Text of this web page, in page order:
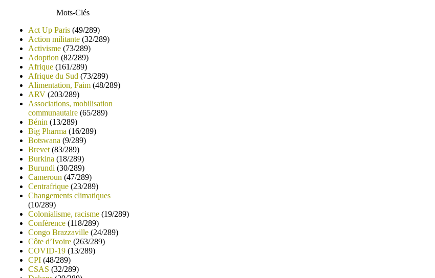
Mots-Clés
Act Up Paris (49/289)
Action militante (32/289)
Activisme (73/289)
Adoption (82/289)
Afrique (161/289)
Afrique du Sud (73/289)
Alimentation, Faim (48/289)
ARV (203/289)
Associations, mobilisation
communautaire (65/289)
Bénin (13/289)
Big Pharma (16/289)
Botswana (9/289)
Brevet (83/289)
Burkina (18/289)
Burundi (30/289)
Cameroun (47/289)
Centrafrique (23/289)
Changements climatiques
(10/289)
Colonialisme, racisme (19/289)
Conférence (118/289)
Congo Brazzaville (24/289)
Côte d’Ivoire (263/289)
COVID-19 (13/289)
CPI (48/289)
CSAS (32/289)